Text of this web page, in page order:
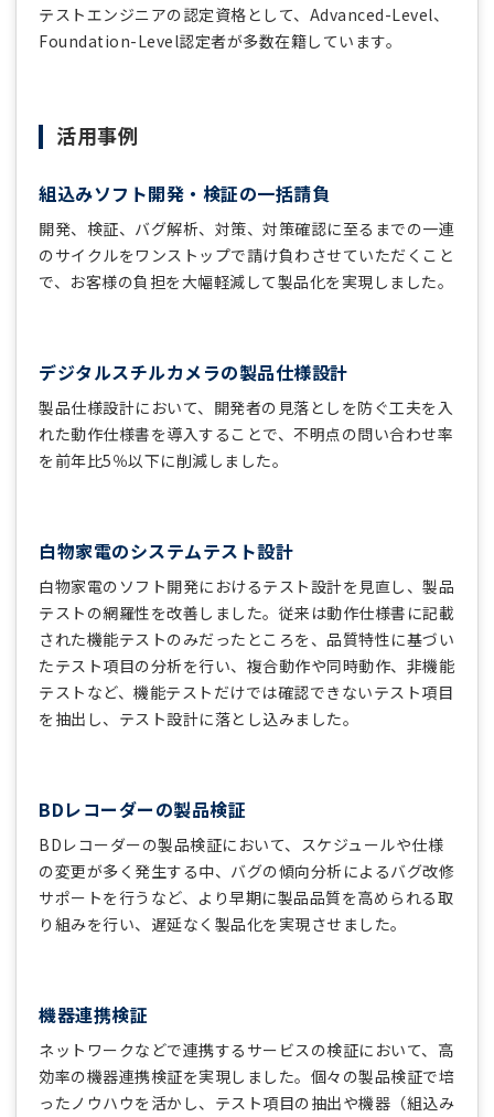
テストエンジニアの認定資格として、Advanced-Level、
Foundation-Level認定者が多数在籍しています。
活用事例
組込みソフト開発・検証の一括請負
開発、検証、バグ解析、対策、対策確認に至るまでの一連
のサイクルをワンストップで請け負わさせていただくこと
で、お客様の負担を大幅軽減して製品化を実現しました。
デジタルスチルカメラの製品仕様設計
製品仕様設計において、開発者の見落としを防ぐ工夫を入
れた動作仕様書を導入することで、不明点の問い合わせ率
を前年比5％以下に削減しました。
白物家電のシステムテスト設計
白物家電のソフト開発におけるテスト設計を見直し、製品
テストの網羅性を改善しました。従来は動作仕様書に記載
された機能テストのみだったところを、品質特性に基づい
たテスト項目の分析を行い、複合動作や同時動作、非機能
テストなど、機能テストだけでは確認できないテスト項目
を抽出し、テスト設計に落とし込みました。
BDレコーダーの製品検証
BDレコーダーの製品検証において、スケジュールや仕様
の変更が多く発生する中、バグの傾向分析によるバグ改修
サポートを行うなど、より早期に製品品質を高められる取
り組みを行い、遅延なく製品化を実現させました。
機器連携検証
ネットワークなどで連携するサービスの検証において、高
効率の機器連携検証を実現しました。個々の製品検証で培
ったノウハウを活かし、テスト項目の抽出や機器（組込み